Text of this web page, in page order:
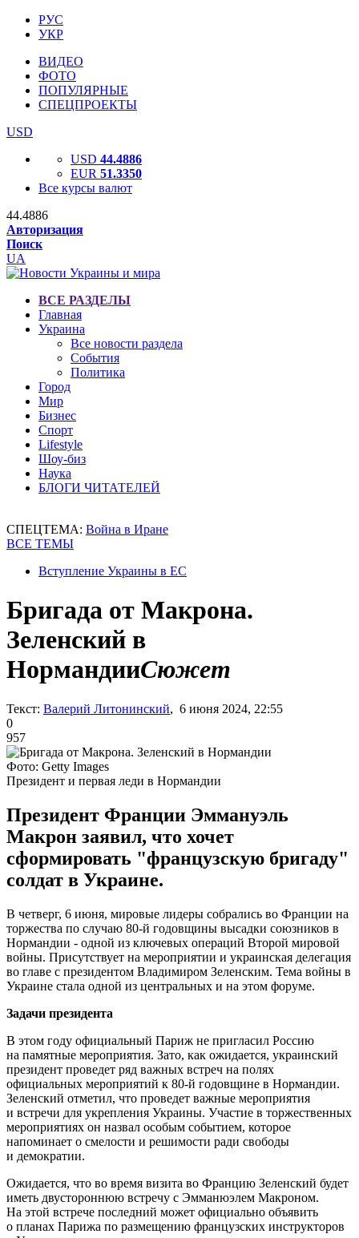
РУС
УКР
ВИДЕО
ФОТО
ПОПУЛЯРНЫЕ
СПЕЦПРОЕКТЫ
USD
USD 44.4886
EUR 51.3350
Все курсы валют
44.4886
Авторизация
Поиск
UA
ВСЕ РАЗДЕЛЫ
Главная
Украина
Все новости раздела
События
Политика
Город
Мир
Бизнес
Спорт
Lifestyle
Шоу-биз
Наука
БЛОГИ ЧИТАТЕЛЕЙ
СПЕЦТЕМА: Война в Иране
ВСЕ ТЕМЫ
Вступление Украины в ЕС
Бригада от Макрона.
Зеленский в
НормандииСюжет
Текст: Валерий Литонинский, 6 июня 2024, 22:55
0
957
Фото: Getty Images
Президент и первая леди в Нормандии
Президент Франции Эммануэль
Макрон заявил, что хочет
сформировать "французскую бригаду"
солдат в Украине.
В четверг, 6 июня, мировые лидеры собрались во Франции на
торжества по случаю 80-й годовщины высадки союзников в
Нормандии - одной из ключевых операций Второй мировой
войны. Присутствует на мероприятии и украинская делегация
во главе с президентом Владимиром Зеленским. Тема войны в
Украине стала одной из центральных и на этом форуме.
Задачи президента
В этом году официальный Париж не пригласил Россию
на памятные мероприятия. Зато, как ожидается, украинский
президент проведет ряд важных встреч на полях
официальных мероприятий к 80-й годовщине в Нормандии.
Зеленский отметил, что проведет важные мероприятия
и встречи для укрепления Украины. Участие в торжественных
мероприятиях он назвал особым событием, которое
напоминает о смелости и решимости ради свободы
и демократии.
Ожидается, что во время визита во Францию Зеленский будет
иметь двустороннюю встречу с Эмманюэлем Макроном.
На этой встрече последний может официально объявить
о планах Парижа по размещению французских инструкторов